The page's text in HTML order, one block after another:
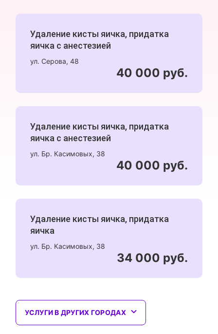
Удаление кисты яичка, придатка
яичка с анестезией
ул. Серова, 48
40 000 руб.
Удаление кисты яичка, придатка
яичка с анестезией
ул. Бр. Касимовых, 38
40 000 руб.
Удаление кисты яичка, придатка
яичка
ул. Бр. Касимовых, 38
34 000 руб.
УСЛУГИ В ДРУГИХ ГОРОДАХ